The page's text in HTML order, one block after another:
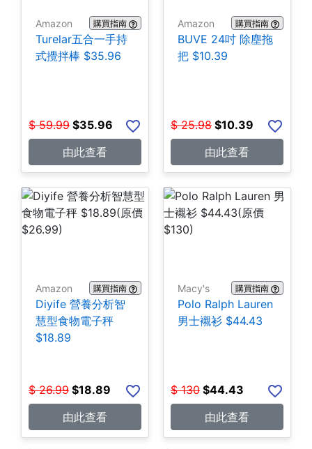
Amazon 購買指南
Turelar五合一手持
式攪拌棒 $35.96
$ 59.99 $35.96
由此查看
Amazon 購買指南
BUVE 24吋 除塵拖
把 $10.39
$ 25.98 $10.39
由此查看
Amazon 購買指南
Diyife 營養分析智
慧型食物電子秤
$18.89
$ 26.99 $18.89
由此查看
Macy's 購買指南
Polo Ralph Lauren
男士襯衫 $44.43
$ 130 $44.43
由此查看